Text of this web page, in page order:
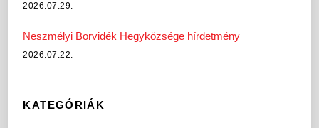
2026.07.29.
Neszmélyi Borvidék Hegyközsége hírdetmény
2026.07.22.
KATEGÓRIÁK